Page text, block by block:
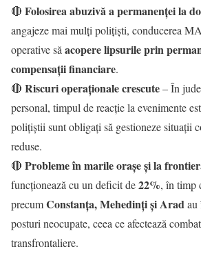
🔴 Folosirea abuzivă a permanenței la
angajeze mai mulți polițiști, conducerea
operative să acopere lipsurile prin
compensații financiare.
🔴 Riscuri operaționale crescute– În
personal, timpul de reacție la evenimente
polițiștii sunt obligați să gestioneze situații
reduse.
🔴 Probleme în marile orașe și la
funcționează cu un deficit de22%, în timp
precumConstanța, Mehedinți și Arad au
posturi neocupate, ceea ce afectează
transfrontaliere.